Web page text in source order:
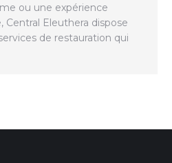
ou une expérience
Central Eleuthera dispose
de restauration qui